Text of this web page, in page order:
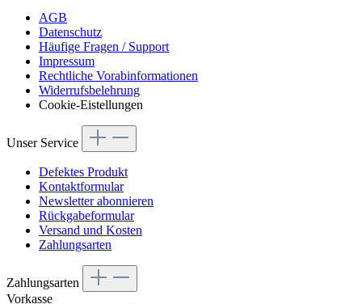
AGB
Datenschutz
Häufige Fragen / Support
Impressum
Rechtliche Vorabinformationen
Widerrufsbelehrung
Cookie-Eistellungen
Unser Service
Defektes Produkt
Kontaktformular
Newsletter abonnieren
Rückgabeformular
Versand und Kosten
Zahlungsarten
Zahlungsarten
Vorkasse